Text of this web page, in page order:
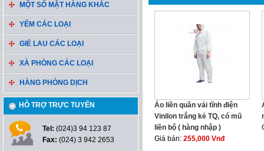
MỘT SỐ MẶT HÀNG KHÁC
YẾM CÁC LOẠI
GIẺ LAU CÁC LOẠI
XÀ PHÒNG CÁC LOẠI
HÀNG PHÒNG DỊCH
HỖ TRỢ TRỰC TUYẾN
Tel: (024)3 94 123 87
Fax: (024) 3 942 2653
Áo liền quần vải tĩnh điện
Vinilon trắng kẻ TQ, có mũ
liền bộ ( hàng nhập )
Giá bán: 255,000 Vnđ